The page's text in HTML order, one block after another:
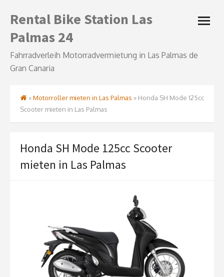
to
Rental Bike Station Las
Palmas 24
Fahrradverleih Motorradvermietung in Las Palmas de
Gran Canaria
open
menu
»Motorroller mieten in Las Palmas » Honda SH Mode 125cc
Scooter mieten in Las Palmas
Honda SH Mode 125cc Scooter
mieten in Las Palmas